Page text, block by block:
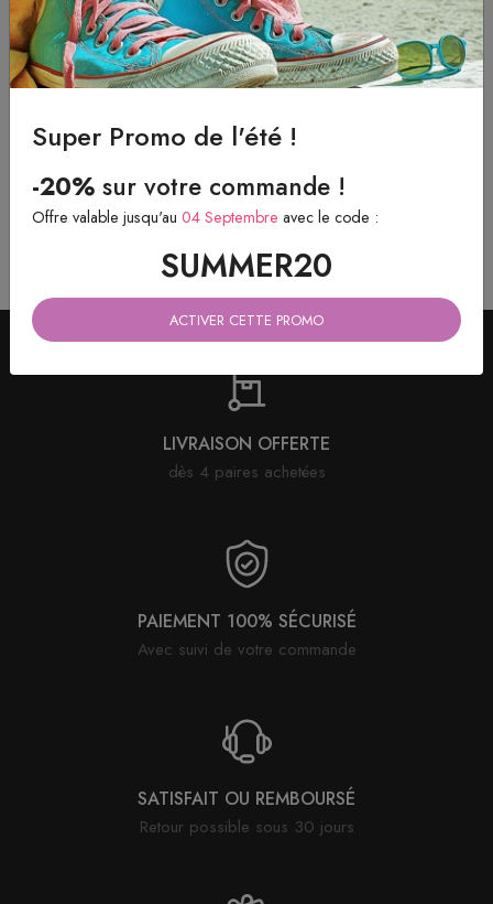
Lacets ronds & fins Cirés
à partir de4.40 eur
Lacets ronds & fins Cirés
à partir de
LIVRAISON OFFERTE
dès 4 paires achetées
PAIEMENT 100% SÉCURISÉ
Avec suivi de votre commande
SATISFAIT OU REMBOURSÉ
Retour possible sous 30 jours
Super Promo de l'été !
-20% sur votre commande !
Offre valable jusqu'au 04 Septembre avec le code :
SUMMER20
ACTIVER CETTE PROMO